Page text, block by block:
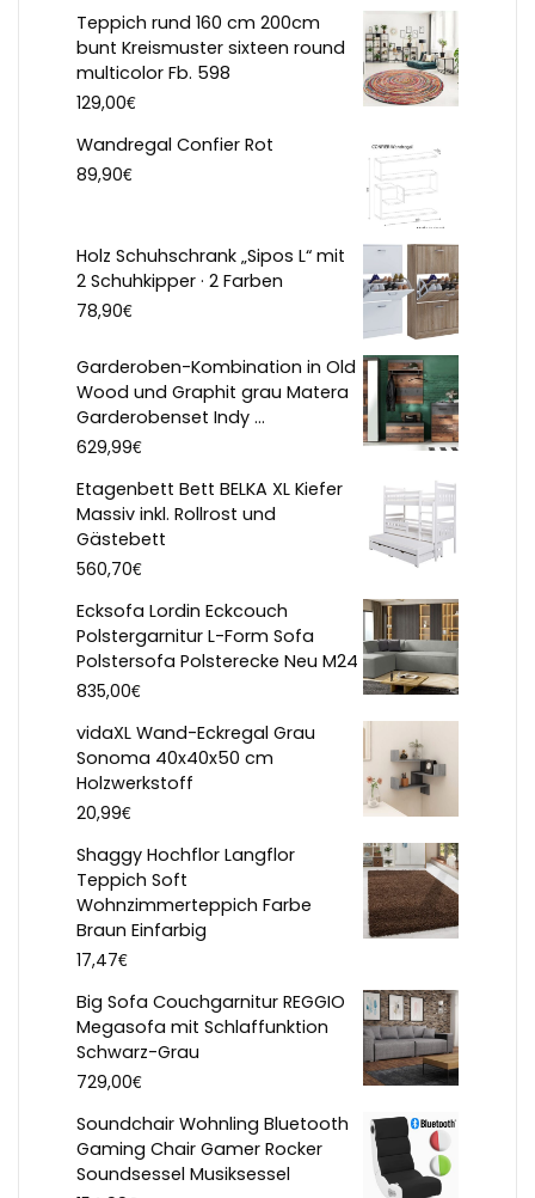
Teppich rund 160 cm 200cm
bunt Kreismuster sixteen round
multicolor Fb. 598
129,00€
Wandregal Confier Rot
89,90€
Holz Schuhschrank „Sipos L“ mit
2 Schuhkipper · 2 Farben
78,90€
Garderoben-Kombination in Old
Wood und Graphit grau Matera
Garderobenset Indy ...
629,99€
Etagenbett Bett BELKA XL Kiefer
Massiv inkl. Rollrost und
Gästebett
560,70€
Ecksofa Lordin Eckcouch
Polstergarnitur L-Form Sofa
Polstersofa Polsterecke Neu M24
835,00€
vidaXL Wand-Eckregal Grau
Sonoma 40x40x50 cm
Holzwerkstoff
20,99€
Shaggy Hochflor Langflor
Teppich Soft
Wohnzimmerteppich Farbe
Braun Einfarbig
17,47€
Big Sofa Couchgarnitur REGGIO
Megasofa mit Schlaffunktion
Schwarz-Grau
729,00€
Soundchair Wohnling Bluetooth
Gaming Chair Gamer Rocker
Soundsessel Musiksessel